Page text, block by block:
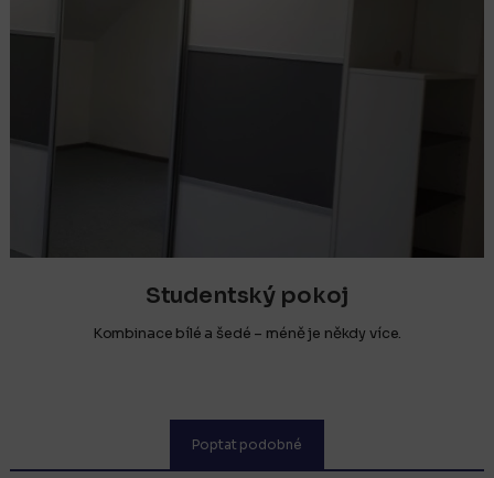
Studentský pokoj
Kombinace bílé a šedé – méně je někdy více.
Poptat podobné